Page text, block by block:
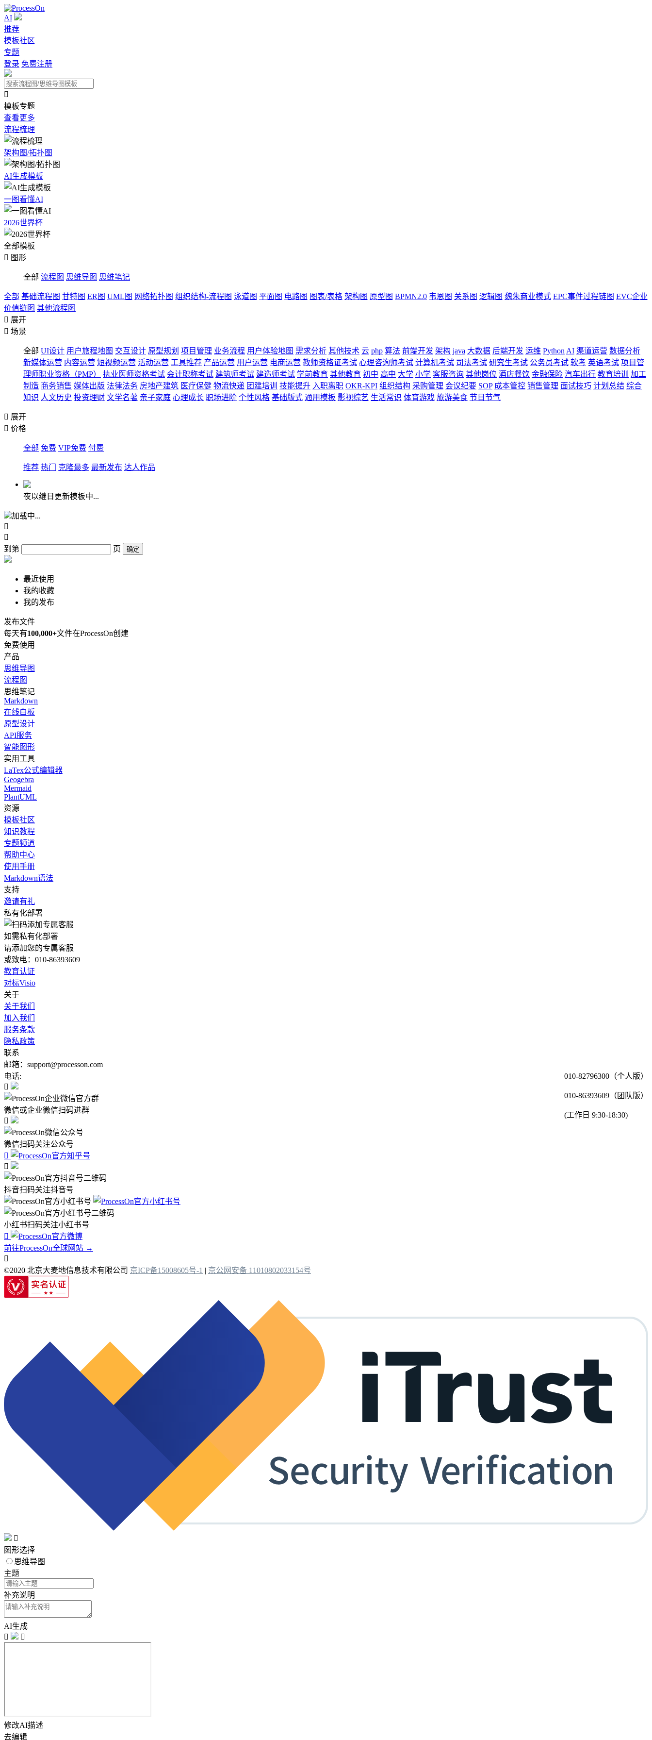
AI
推荐
模板社区
专题
登录 免费注册

模板专题
查看更多
流程梳理
架构图/拓扑图
AI生成模板
一图看懂AI
2026世界杯
全部模板
 图形
全部 流程图 思维导图 思维笔记
全部 基础流程图 甘特图 ER图 UML图 网络拓扑图 组织结构-流程图 泳道图 平面图 电路图 图表/表格 架构图 原型图 BPMN2.0 韦恩图 关系图 逻辑图 魏朱商业模式 EPC事件过程链图 EVC企业
价值链图 其他流程图
 展开
 场景
全部 UI设计 用户旅程地图 交互设计 原型规划 项目管理 业务流程 用户体验地图 需求分析 其他技术 云 php 算法 前端开发 架构 java 大数据 后端开发 运维 Python AI 渠道运营 数据分析
新媒体运营 内容运营 短视频运营 活动运营 工具推荐 产品运营 用户运营 电商运营 教师资格证考试 心理咨询师考试 计算机考试 司法考试 研究生考试 公务员考试 软考 英语考试 项目管
理师职业资格（PMP）
执业医师资格考试 会计职称考试 建筑师考试 建造师考试 学前教育 其他教育 初中 高中 大学 小学 客服咨询 其他岗位 酒店餐饮 金融保险 汽车出行 教育培训
加工
制造 商务销售 媒体出版 法律法务 房地产建筑 医疗保健 物流快递 团建培训 技能提升 入职离职 OKR-KPI 组织结构 采购管理 会议纪要 SOP 成本管控 销售管理 面试技巧 计划总结 综合
知识 人文历史 投资理财 文学名著 亲子家庭 心理成长 职场进阶 个性风格 基础版式 通用模板 影视综艺 生活常识 体育游戏 旅游美食 节日节气
 展开
 价格
全部 免费 VIP免费 付费
推荐 热门 克隆最多 最新发布 达人作品
夜以继日更新模板中...
加载中...


到第
页 确定
最近使用
我的收藏
我的发布
发布文件
每天有100,000+文件在ProcessOn创建
免费使用
产品
思维导图
流程图
思维笔记
Markdown
在线白板
原型设计
API服务
智能图形
实用工具
LaTex公式编辑器
Geogebra
Mermaid
PlantUML
资源
模板社区
知识教程
专题频道
帮助中心
使用手册
Markdown语法
支持
邀请有礼
私有化部署
如需私有化部署
请添加您的专属客服
或致电：010-86393609
教育认证
对标Visio
关于
关于我们
加入我们
服务条款
隐私政策
联系
邮箱：support@processon.com
电话:
010-82796300（个人版）
010-86393609（团队版）
(工作日 9:30-18:30)

微信或企业微信扫码进群

微信扫码关注公众号


抖音扫码关注抖音号
小红书扫码关注小红书号

前往ProcessOn全球网站 →

©2020 北京大麦地信息技术有限公司 京ICP备15008605号-1 | 京公网安备 11010802033154号

图形选择
思维导图
主题
补充说明
AI生成


修改AI描述
去编辑